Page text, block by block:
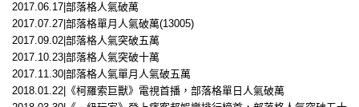
2017.06.17|部落格人氣破萬
2017.07.27|部落格單月人氣破萬(13005)
2017.09.02|部落格人氣突破五萬
2017.10.23|部落格人氣突破十萬
2017.11.30|部落格人氣單月人氣破五萬
2018.01.22|《柯羅索巨獸》電視首播，部落格單日人氣破萬